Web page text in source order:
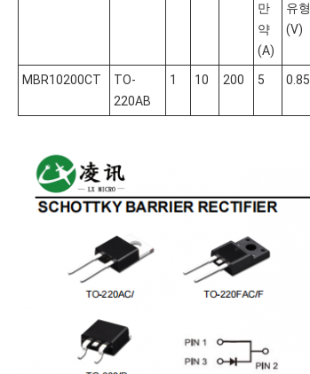
만
약
(A)
유형
(V)
MBR10200CT
TO-
220AB
1 10 200 5 0.85